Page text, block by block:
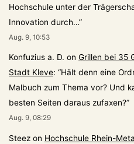
Hochschule unter der
Innovation durch…”
Aug. 9, 10:53
Konfuzius a. D. on Grillen bei 35
Stadt Kleve: “Hält denn eine
Malbuch zum Thema vor? Und
besten Seiten daraus zufaxen?”
Aug. 9, 08:29
Steez on Hochschule Rhein-